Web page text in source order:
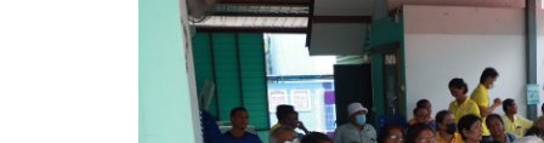
สรุปผลการดำเนินงานจัดซื้อจัดจ้างในรอบเดือน (สข
ประกาศผู้ชนะการเสนอราคา